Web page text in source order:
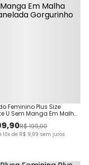
Feminino Plus Size
U Sem Manga Em Malha
Gorgurinho
,90R$199,00
10x de R$ 9,99 sem juros